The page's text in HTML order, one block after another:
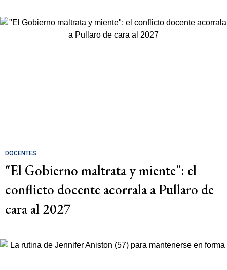
DOCENTES
"El Gobierno maltrata y miente": el
conflicto docente acorrala a Pullaro de
cara al 2027